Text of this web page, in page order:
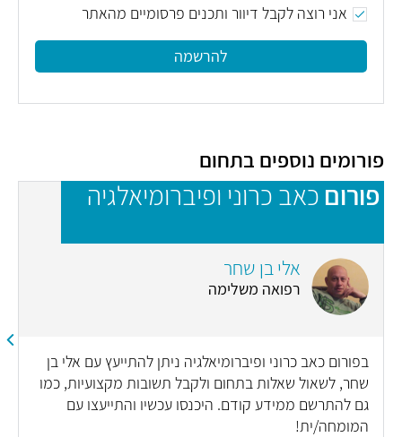
אני רוצה לקבל דיוור ותכנים פרסומיים מהאתר
להרשמה
פורומים נוספים בתחום
פורום כאב כרוני ופיברומיאלגיה
אלי בן שחר
רפואה משלימה
בפורום כאב כרוני ופיברומיאלגיה ניתן להתייעץ עם אלי בן
שחר, לשאול שאלות בתחום ולקבל תשובות מקצועיות, כמו
גם להתרשם ממידע קודם. היכנסו עכשיו והתייעצו עם
המומחה/ית!